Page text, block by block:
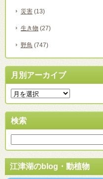
災害 (13)
生き物 (27)
野鳥 (747)
月別アーカイブ
検索
江津湖のblog・動植物